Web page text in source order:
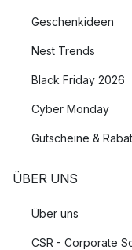
Geschenkideen
Nest Trends
Black Friday 2026
Cyber Monday
Gutscheine &
ÜBER UNS
Über uns
CSR - Corporate